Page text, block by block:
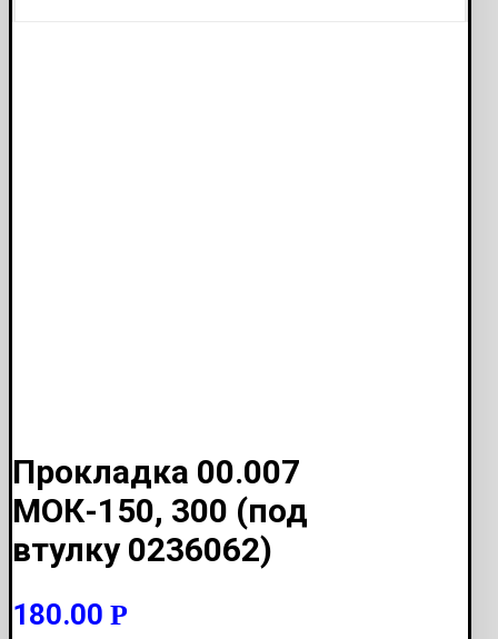
Прокладка 00.007
МОК-150, 300 (под
втулку 0236062)
180.00 Р